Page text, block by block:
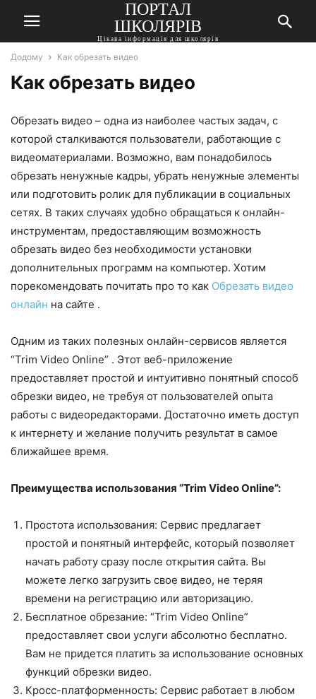
ПОРТАЛ
ШКОЛЯРІВ
Цікава інформація для школярів
Додому Как обрезать видео
Как обрезать видео
Обрезать видео – одна из наиболее частых задач, с
которой сталкиваются пользователи, работающие с
видеоматериалами. Возможно, вам понадобилось
обрезать ненужные кадры, убрать ненужные элементы
или подготовить ролик для публикации в социальных
сетях. В таких случаях удобно обращаться к онлайн-
инструментам, предоставляющим возможность
обрезать видео без необходимости установки
дополнительных программ на компьютер. Хотим
порекомендовать почитать про то как Обрезать видео
онлайн на сайте .
Одним из таких полезных онлайн-сервисов является
“Trim Video Online” . Этот веб-приложение
предоставляет простой и интуитивно понятный способ
обрезки видео, не требуя от пользователей опыта
работы с видеоредакторами. Достаточно иметь доступ
к интернету и желание получить результат в самое
ближайшее время.
Преимущества использования “Trim Video Online”:
Простота использования: Сервис предлагает
простой и понятный интерфейс, который позволяет
начать работу сразу после открытия сайта. Вы
можете легко загрузить свое видео, не теряя
времени на регистрацию или авторизацию.
Бесплатное обрезание: “Trim Video Online”
предоставляет свои услуги абсолютно бесплатно.
Вам не придется платить за использование основных
функций обрезки видео.
Кросс-платформенность: Сервис работает в любом